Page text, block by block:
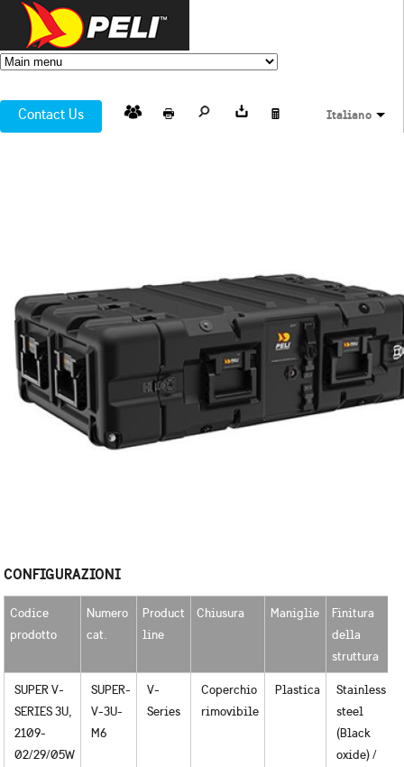
Contact Us Italiano
CONFIGURAZIONI
Codice
prodotto
Numero
cat.
Product
line
Chiusura Maniglie
Finitura
della
struttura
SUPER V-
SERIES 3U,
2109-
02/29/05W
SUPER-
V-3U-
M6
V-
Series
Coperchio
rimovibile
Plastica
Stainless
steel
(Black
oxide) /